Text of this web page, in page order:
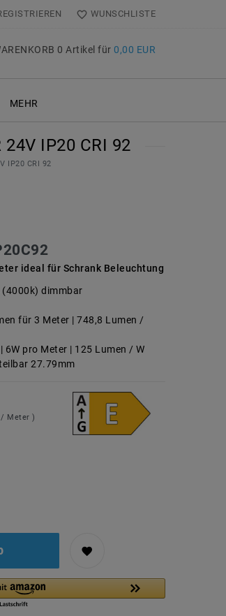
WUNSCHLISTE
0 Artikel für 0,00 EUR
MEHR
IP20 CRI 92
IP20 CRI 92
ideal für Schrank Beleuchtung
dimmbar
für 3 Meter | 748,8 Lumen /
pro Meter | 125 Lumen / W
27.79mm
/ Meter )